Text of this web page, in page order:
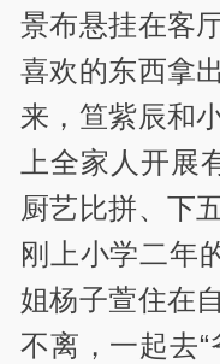
景布悬挂在客
喜欢的东西拿
来，笪紫辰和
上全家人开
厨艺比拼、下
刚上小学二年
姐杨子萱住在
不离，一起去